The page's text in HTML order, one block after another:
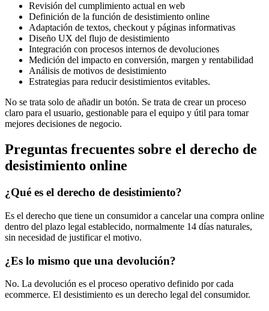
Revisión del cumplimiento actual en web
Definición de la función de desistimiento online
Adaptación de textos, checkout y páginas informativas
Diseño UX del flujo de desistimiento
Integración con procesos internos de devoluciones
Medición del impacto en conversión, margen y rentabilidad
Análisis de motivos de desistimiento
Estrategias para reducir desistimientos evitables.
No se trata solo de añadir un botón. Se trata de crear un proceso
claro para el usuario, gestionable para el equipo y útil para tomar
mejores decisiones de negocio.
Preguntas frecuentes sobre el derecho de
desistimiento online
¿Qué es el derecho de desistimiento?
Es el derecho que tiene un consumidor a cancelar una compra online
dentro del plazo legal establecido, normalmente 14 días naturales,
sin necesidad de justificar el motivo.
¿Es lo mismo que una devolución?
No. La devolución es el proceso operativo definido por cada
ecommerce. El desistimiento es un derecho legal del consumidor.